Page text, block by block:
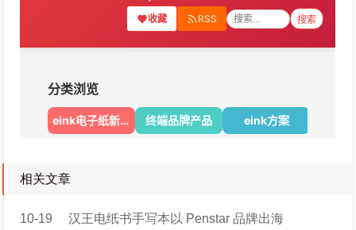
相关文章
10-19 汉王电纸书手写本以 Penstar 品牌出海